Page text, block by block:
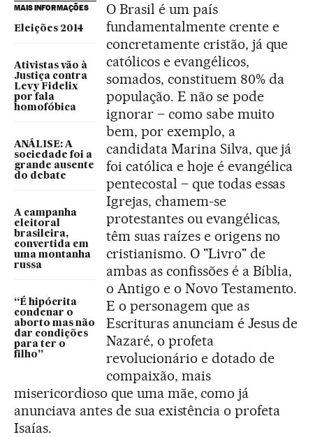
MAIS INFORMAÇÕES
Eleições 2014
Ativistas vão à
Justiça contra
Levy Fidelix
por fala
homofóbica
ANÁLISE: A
sociedade foi a
grande ausente
do debate
A campanha
eleitoral
brasileira,
convertida em
uma montanha
russa
“É hipócrita
condenar o
aborto mas não
dar condições
para ter o
filho”
O Brasil é um país
fundamentalmente crente e
concretamente cristão, já que
católicos e evangélicos,
somados, constituem 80% da
população. E não se pode
ignorar – como sabe muito
bem, por exemplo, a
candidata Marina Silva, que já
foi católica e hoje é evangélica
pentecostal – que todas essas
Igrejas, chamem-se
protestantes ou evangélicas,
têm suas raízes e origens no
cristianismo. O "Livro" de
ambas as confissões é a Bíblia,
o Antigo e o Novo Testamento.
E o personagem que as
Escrituras anunciam é Jesus de
Nazaré, o profeta
revolucionário e dotado de
compaixão, mais
misericordioso que uma mãe, como já
anunciava antes de sua existência o profeta
Isaías.